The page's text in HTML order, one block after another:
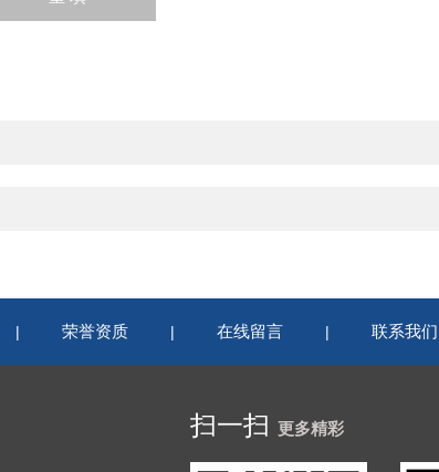
| 荣誉资质 | 在线留言 | 联系我们
扫一扫 更多精彩